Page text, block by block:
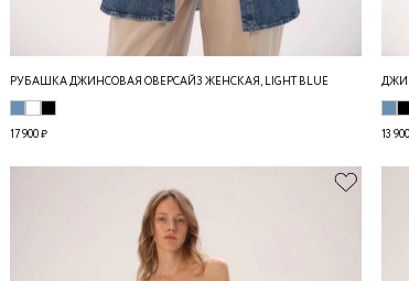
РУБАШКА ДЖИНСОВАЯ ОВЕРСАЙЗ ЖЕНСКАЯ, LIGHT BLUE
17 900 ₽ 13